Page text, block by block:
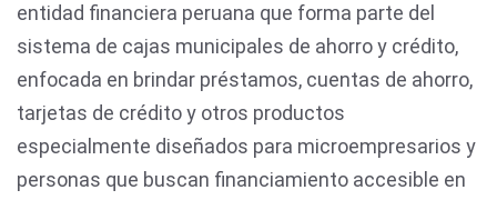
entidad financiera peruana que forma parte del
sistema de cajas municipales de ahorro y crédito,
enfocada en brindar préstamos, cuentas de ahorro,
tarjetas de crédito y otros productos
especialmente diseñados para microempresarios y
personas que buscan financiamiento accesible en